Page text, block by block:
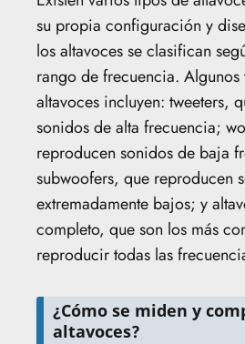
su propia configuración y
los altavoces se clasifican
rango de frecuencia.
altavoces incluyen: tweeters,
sonidos de alta frecuencia;
reproducen sonidos de baja
subwoofers, que reproducen
extremadamente bajos; y
completo, que son los más
reproducir todas las
¿Cómo se miden y
altavoces?